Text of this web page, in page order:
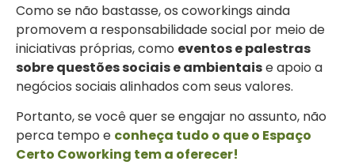
Como se não bastasse, os coworkings ainda
promovem a responsabilidade social por meio de
iniciativas próprias, como eventos e palestras
sobre questões sociais e ambientaise apoio a
negócios sociais alinhados com seus valores.
Portanto, se você quer se engajar no assunto, não
perca tempo e conheça tudo o que o Espaço
Certo Coworking tem a oferecer!